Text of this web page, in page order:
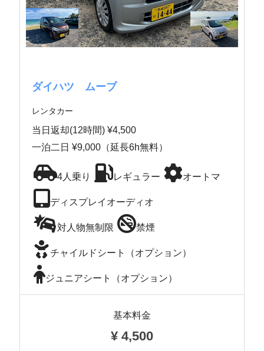
ダイハツ ムーブ
レンタカー
当日返却(12時間) ¥4,500
一泊二日 ¥9,000（延長6h無料）
4人乗り レギュラー オートマ
ディスプレイオーディオ
対人物無制限 禁煙
チャイルドシート（オプション）
ジュニアシート（オプション）
基本料金
¥ 4,500